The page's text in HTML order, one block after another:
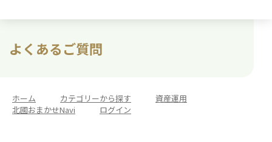
よくあるご質問
ホーム カテゴリーから探す 資産運用
北國おまかせNavi
ログイン